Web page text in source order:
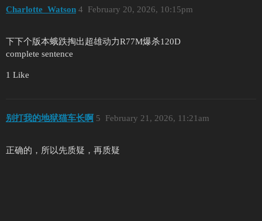
Charlotte_Watson February 20, 2026, 10:15pm
4
下下个版本蛾跌掏出超雄动力R77M爆杀120D
complete sentence
1 Like
别打我的地狱猫车长啊 February 21, 2026, 11:21am
5
正确的，所以先质疑，再质疑